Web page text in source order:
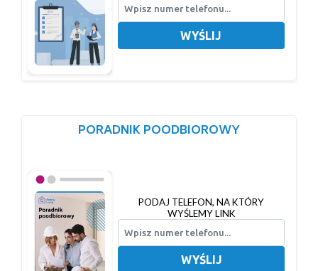
WYŚLIJ
PORADNIK POODBIOROWY
PODAJ TELEFON, NA KTÓRY
WYŚLEMY LINK
WYŚLIJ